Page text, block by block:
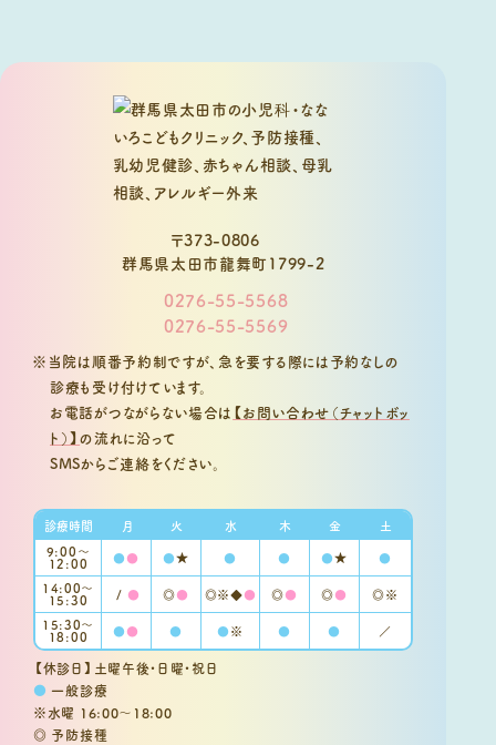
〒373-0806
群馬県太田市龍舞町1799-2
0276-55-5568
0276-55-5569
※当院は順番予約制ですが、急を要する際には予約なしの
診療も受け付けています。
お電話がつながらない場合は 【お問い合わせ（チャットボッ
ト）】の流れに沿って
SMSからご連絡をください。
診療時間 月 火 水 木 金
土
9:00〜
12:00 ●● ●★ ● ● ●★
●
14:00～
15:30 / ● ◎● ◎※◆● ◎● ◎●
◎※
15:30〜
18:00 ●● ● ●※ ● ● ／
【休診日】土曜午後・日曜・祝日
● 一般診療
※水曜 16:00～18:00
◎ 予防接種